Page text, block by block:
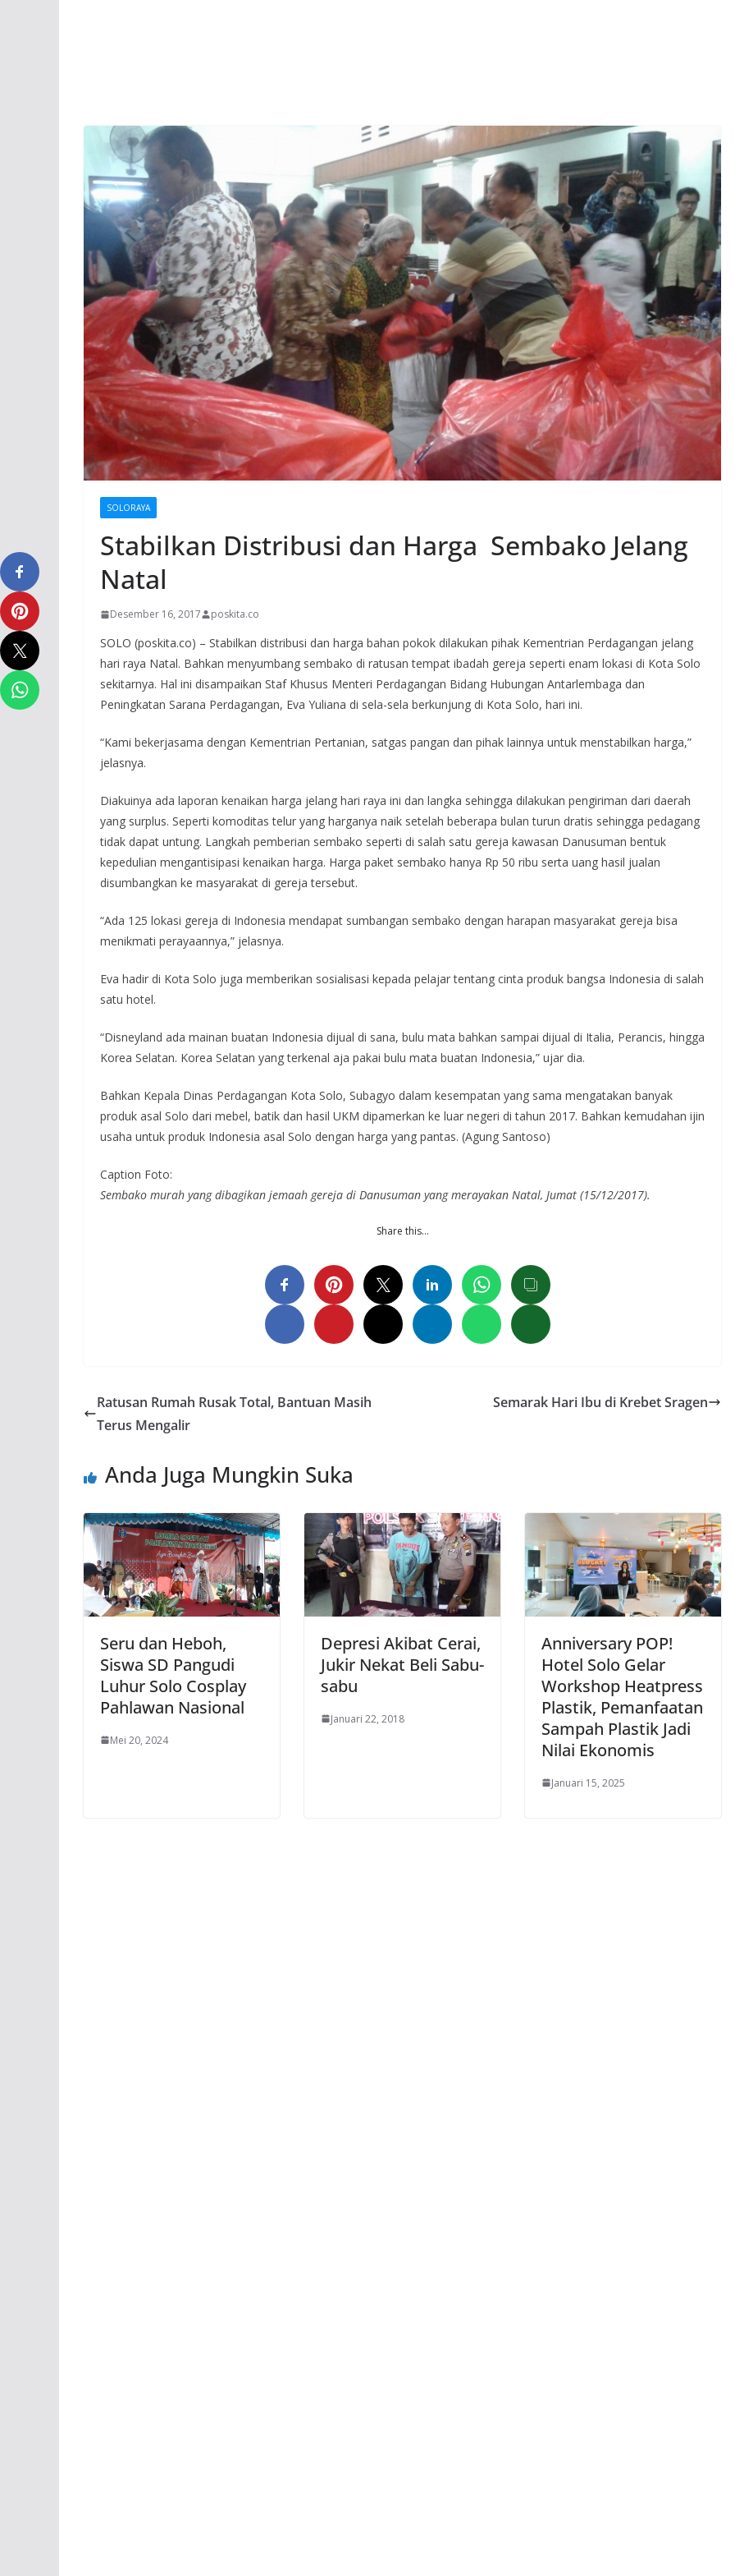
SOLORAYA
Stabilkan Distribusi dan Harga Sembako Jelang
Natal
Desember 16, 2017 poskita.co
SOLO (poskita.co) – Stabilkan distribusi dan harga bahan pokok dilakukan pihak Kementrian Perdagangan jelang
hari raya Natal. Bahkan menyumbang sembako di ratusan tempat ibadah gereja seperti enam lokasi di Kota Solo
sekitarnya. Hal ini disampaikan Staf Khusus Menteri Perdagangan Bidang Hubungan Antarlembaga dan
Peningkatan Sarana Perdagangan, Eva Yuliana di sela-sela berkunjung di Kota Solo, hari ini.
“Kami bekerjasama dengan Kementrian Pertanian, satgas pangan dan pihak lainnya untuk menstabilkan harga,”
jelasnya.
Diakuinya ada laporan kenaikan harga jelang hari raya ini dan langka sehingga dilakukan pengiriman dari daerah
yang surplus. Seperti komoditas telur yang harganya naik setelah beberapa bulan turun dratis sehingga pedagang
tidak dapat untung. Langkah pemberian sembako seperti di salah satu gereja kawasan Danusuman bentuk
kepedulian mengantisipasi kenaikan harga. Harga paket sembako hanya Rp 50 ribu serta uang hasil jualan
disumbangkan ke masyarakat di gereja tersebut.
“Ada 125 lokasi gereja di Indonesia mendapat sumbangan sembako dengan harapan masyarakat gereja bisa
menikmati perayaannya,” jelasnya.
Eva hadir di Kota Solo juga memberikan sosialisasi kepada pelajar tentang cinta produk bangsa Indonesia di salah
satu hotel.
“Disneyland ada mainan buatan Indonesia dijual di sana, bulu mata bahkan sampai dijual di Italia, Perancis, hingga
Korea Selatan. Korea Selatan yang terkenal aja pakai bulu mata buatan Indonesia,” ujar dia.
Bahkan Kepala Dinas Perdagangan Kota Solo, Subagyo dalam kesempatan yang sama mengatakan banyak
produk asal Solo dari mebel, batik dan hasil UKM dipamerkan ke luar negeri di tahun 2017. Bahkan kemudahan ijin
usaha untuk produk Indonesia asal Solo dengan harga yang pantas. (Agung Santoso)
Caption Foto:
Sembako murah yang dibagikan jemaah gereja di Danusuman yang merayakan Natal, Jumat (15/12/2017).
Share this…
Ratusan Rumah Rusak Total, Bantuan Masih
Terus Mengalir
Semarak Hari Ibu di Krebet Sragen
Anda Juga Mungkin Suka
Seru dan Heboh,
Siswa SD Pangudi
Luhur Solo Cosplay
Pahlawan Nasional
Mei 20, 2024
Depresi Akibat Cerai,
Jukir Nekat Beli Sabu-
sabu
Januari 22, 2018
Anniversary POP!
Hotel Solo Gelar
Workshop Heatpress
Plastik, Pemanfaatan
Sampah Plastik Jadi
Nilai Ekonomis
Januari 15, 2025